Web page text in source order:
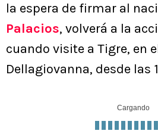
la espera de firmar al
Palacios, volverá a la
cuando visite a Tigre, en
Dellagiovanna, desde las
Cargando